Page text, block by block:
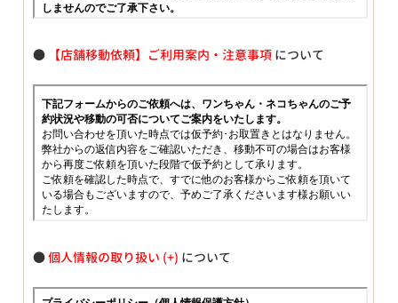
● 【店舗移動依頼】ご利用案内・注意事項 について
●個人情報の取り扱い について